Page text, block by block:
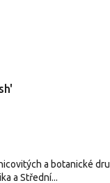
a botanické
a Střední...